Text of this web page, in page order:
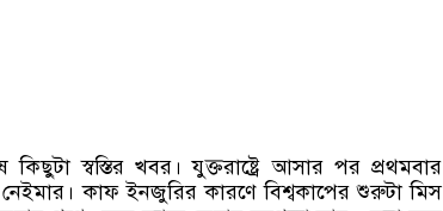
কিছুটা স্বস্তির খবর। যুক্তরাষ্ট্রে আসার পর প্রথমবার
কাফ ইনজুরির কারণে বিশ্বকাপের শুরুটা মিস